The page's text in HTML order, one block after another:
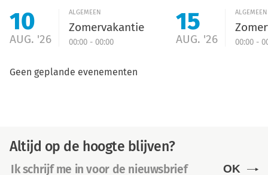
10
AUG. '26
ALGEMEEN
Zomervakantie
00:00 - 00:00
15
AUG. '26
ALGEMEEN
00:00 -
Geen geplande evenementen
Altijd op de hoogte blijven?
OK